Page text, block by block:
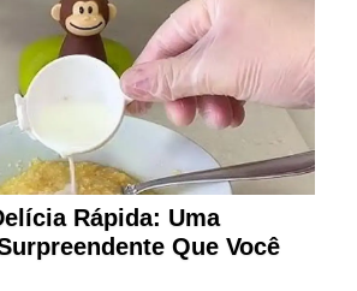
Rápida: Uma
Que Você